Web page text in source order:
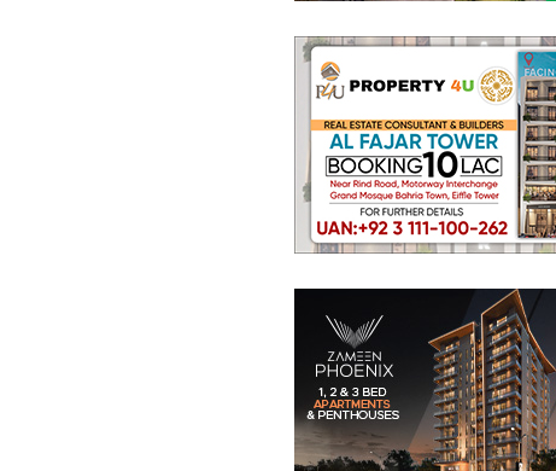
پینٹ ہاؤس
3.34 کروڑ
-4.52 کروڑ
8.2 مرلہ
-11.4 مرلہ